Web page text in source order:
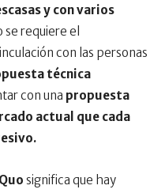
y con varios
se requiere el
con las personas
técnica
con una propuesta
actual que cada
significa que hay